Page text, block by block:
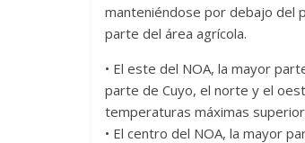
manteniéndose por debajo del
parte del área agrícola.
• El este del NOA, la mayor
parte de Cuyo, el norte y el
temperaturas máximas
• El centro del NOA, la mayor